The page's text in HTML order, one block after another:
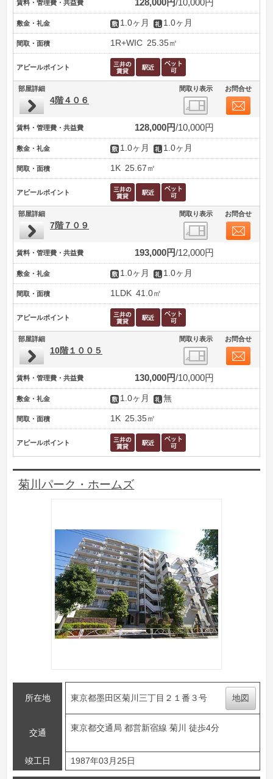
賃料・管理費・共益費 128,000円 10,000円
敷金・礼金 1.0ヶ月 1.0ヶ月
間取・面積 1R+WIC 25.35㎡
アピールポイント
部屋詳細 間取り表示 お問合せ
4階４０６
賃料・管理費・共益費 128,000円 10,000円
敷金・礼金 1.0ヶ月 1.0ヶ月
間取・面積 1K 25.67㎡
アピールポイント
部屋詳細 間取り表示 お問合せ
7階７０９
賃料・管理費・共益費 193,000円 12,000円
敷金・礼金 1.0ヶ月 1.0ヶ月
間取・面積 1LDK 41.0㎡
アピールポイント
部屋詳細 間取り表示 お問合せ
10階１００５
賃料・管理費・共益費 130,000円 10,000円
敷金・礼金 1.0ヶ月 無
間取・面積 1K 25.35㎡
アピールポイント
菊川パーク・ホームズ
所在地 東京都墨田区菊川三丁目２１番３号 地図
交通
東京都交通局 都営新宿線 菊川 徒歩4分
竣工日 1987年03月25日